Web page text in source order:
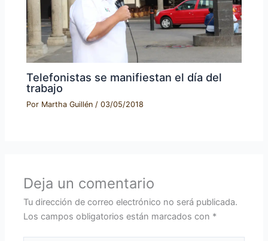
Telefonistas se manifiestan el día del
trabajo
Por Martha Guillén /03/05/2018
Deja un comentario
Tu dirección de correo electrónico no será publicada.
Los campos obligatorios están marcados con *